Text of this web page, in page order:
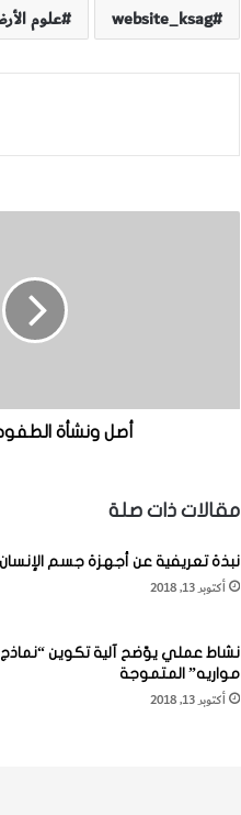
website_ksag علوم
ا
و
ح
ل
ل
ز
ي
ة
أصل ونشأة الطفوح
مقالات ذات صلة
نبذة تعريفية عن أجهزة جسم الإنسان
أكتوبر 13, 2018
نشاط عملي يوّضح آلية تكوين “نماذج
مواريه” المتموجة
أكتوبر 13, 2018